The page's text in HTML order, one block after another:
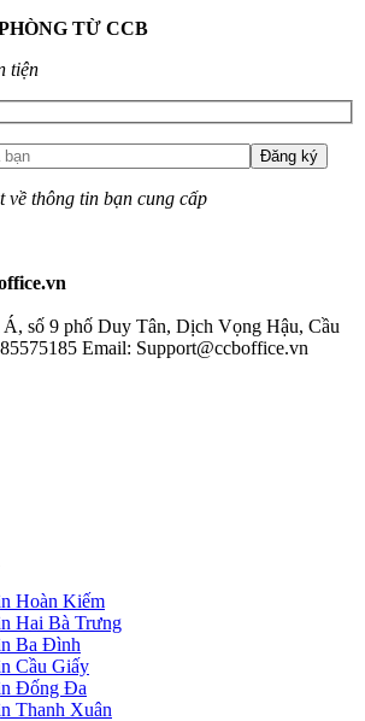
TỪ CCB
tiện
về thông tin bạn cung cấp
Á, số 9 phố Duy Tân, Dịch Vọng Hậu, Cầu
Email: Support@ccboffice.vn
Hoàn Kiếm
Hai Bà Trưng
Ba Đình
Cầu Giấy
Đống Đa
Thanh Xuân